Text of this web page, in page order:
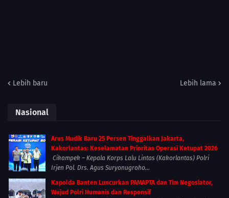
Lebih baru Lebih lama
Nasional
Arus Mudik Baru 25 Persen Tinggalkan Jakarta,
Kakorlantas: Keselamatan Prioritas Operasi Ketupat 2026
Cikampek – Kepala Korps Lalu Lintas (Kakorlantas) Polri
Irjen Pol. Drs. Agus Suryonugroho...
Kapolda Banten Luncurkan PAMAPTA dan Tim Negosiator,
Wujud Polri Humanis dan Responsif